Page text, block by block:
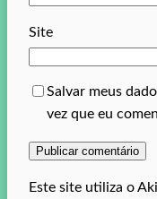
Site
Salvar meus
vez que eu
Este site utiliza o